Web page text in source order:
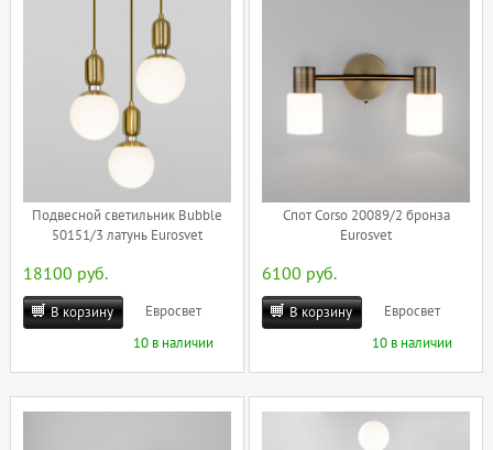
Подвесной светильник Bubble
50151/3 латунь Eurosvet
18100 руб.
В корзину
Евросвет
10 в наличии
Спот Corso 20089/2 бронза
Eurosvet
6100 руб.
В корзину
Евросвет
10 в наличии